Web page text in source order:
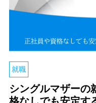
就職
シングルマザーの